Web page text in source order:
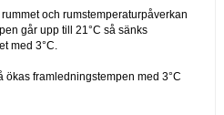
och rumstemperaturpåverkan
går upp till 21°C så sänks
med 3°C.
ökas framledningstempen med 3°C